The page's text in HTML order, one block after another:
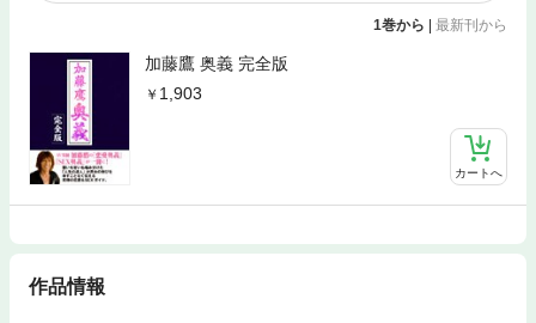
1巻から | 最新刊から
加藤鷹 奥義 完全版
1,903
カートへ
作品情報